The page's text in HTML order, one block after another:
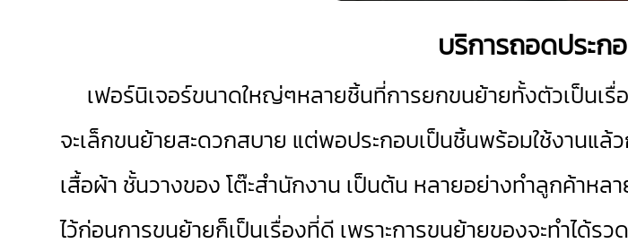
บริการถอดประก
เฟอร์นิเจอร์ขนาดใหญ่ๆหลายชิ้นที่การยกขนย้ายทั้งตัวเป็นเรื่
จะเล็กขนย้ายสะดวกสบาย แต่พอประกอบเป็นชิ้นพร้อมใช้งานแ
เสื้อผ้า ชั้นวางของ โต๊ะสำนักงาน เป็นต้น หลายอย่างทำลูกค้าห
ไว้ก่อนการขนย้ายก็เป็นเรื่องที่ดี เพราะการขนย้ายของจะทำได้ร